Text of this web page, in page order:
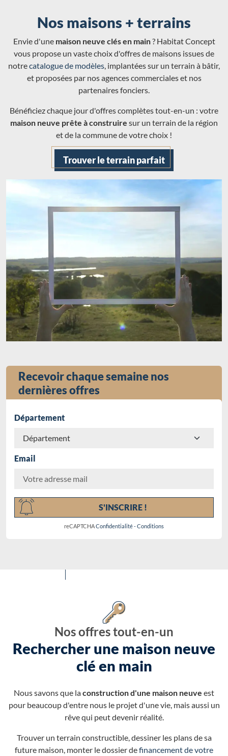
Nos maisons + terrains
Envie d'une maison neuve clés en main? Habitat Concept
vous propose un vaste choix d'offres de maisons issues de
notrecatalogue de modèles, implantées sur un terrain à bâtir,
et proposées par nos agences commerciales et nos
partenaires fonciers.
Bénéficiez chaque jour d'offres complètes tout-en-un : votre
maison neuve prête à construire sur un terrain de la région
et de la commune de votre choix !
Trouver le terrain parfait
Recevoir chaque semaine nos
dernières offres
Département
Email
S'INSCRIRE !
reCAPTCHAConfidentialité-Conditions
Nos offres tout-en-un
Rechercher une maison neuve
clé en main
Nous savons que laconstruction d'une maison neuve est
pour beaucoup d'entre nous le projet d'une vie, mais aussi un
rêve qui peut devenir réalité.
Trouver un terrain constructible, dessiner les plans de sa
future maison, monter le dossier definancement de votre